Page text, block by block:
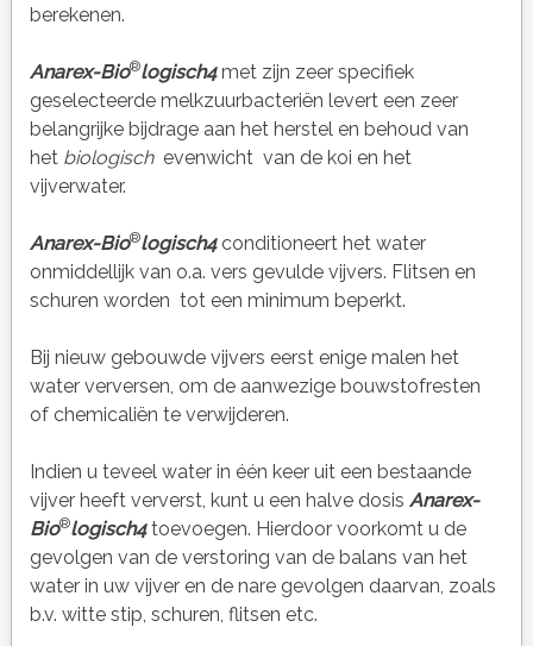
berekenen.
Anarex-Bio®logisch4met zijn zeer specifiek
geselecteerde melkzuurbacteriën levert een zeer
belangrijke bijdrage aan het herstel en behoud van
het biologischevenwicht van de koi en het
vijverwater.
Anarex-Bio®logisch4 conditioneert het water
onmiddellijk van o.a. vers gevulde vijvers. Flitsen en
schuren worden tot een minimum beperkt.
Bij nieuw gebouwde vijvers eerst enige malen het
water verversen, om de aanwezige bouwstofresten
of chemicaliën te verwijderen.
Indien u teveel water in één keer uit een bestaande
vijver heeft ververst, kunt u een halve dosis Anarex-
Bio®logisch4toevoegen. Hierdoor voorkomt u de
gevolgen van de verstoring van de balans van het
water in uw vijver en de nare gevolgen daarvan, zoals
b.v. witte stip, schuren, flitsen etc.